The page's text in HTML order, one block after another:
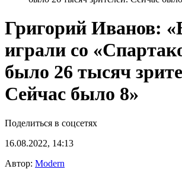
Григорий Иванов:
играли со
было 26 тысяч
Сейчас было 8»
Поделиться в соцсетях
16.08.2022, 14:13
Автор: Modern